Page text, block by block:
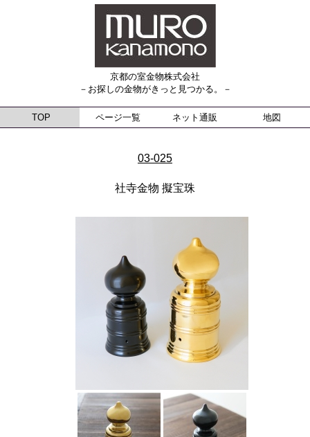
京都の室金物株式会社
－お探しの金物がきっと見つかる。－
TOP ページ一覧 ネット通販 地図
03-025
社寺金物 擬宝珠